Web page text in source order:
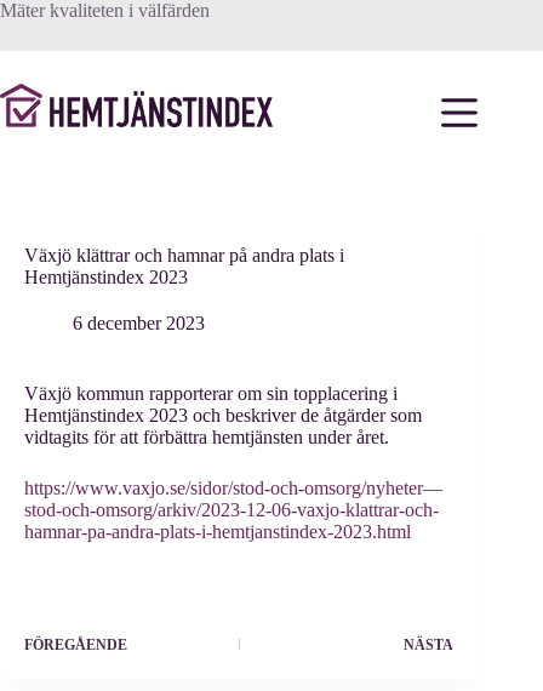
Hoppa
Mäter kvaliteten i välfärden
Växjö klättrar och hamnar på andra plats i
Hemtjänstindex 2023
6 december 2023
Växjö kommun rapporterar om sin topplacering i
Hemtjänstindex 2023 och beskriver de åtgärder som
vidtagits för att förbättra hemtjänsten under året.
https://www.vaxjo.se/sidor/stod-och-omsorg/nyheter—
stod-och-omsorg/arkiv/2023-12-06-vaxjo-klattrar-och-
hamnar-pa-andra-plats-i-hemtjanstindex-2023.html
FÖREGÅENDE NÄSTA